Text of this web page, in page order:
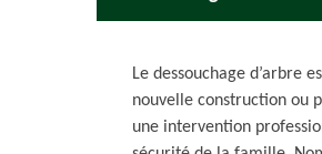
Le dessouchage d’arbre
nouvelle construction ou
une intervention